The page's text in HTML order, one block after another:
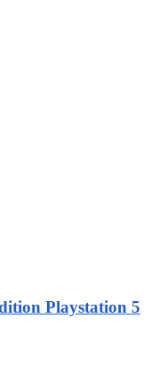
Playstation 5